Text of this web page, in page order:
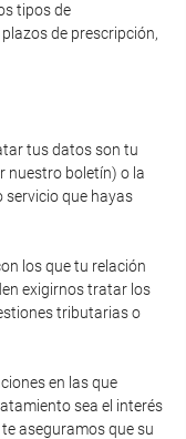
tipos de
de prescripción,
tus datos son tu
nuestro boletín) o la
que hayas
los que tu relación
exigirnos tratar los
tributarias o
en las que
sea el interés
aseguramos que su